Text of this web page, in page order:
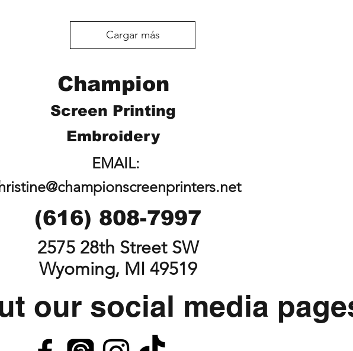
Cargar más
Champion
Screen Printing
Embroidery
EMAIL:
(616) 808-7997
2575 28th Street SW
Wyoming, MI 49519
our social media